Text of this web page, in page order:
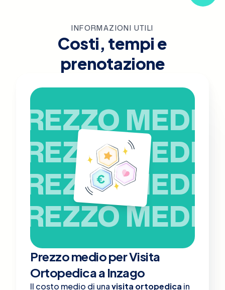
INFORMAZIONI UTILI
Costi, tempi e
prenotazione
PREZZO MEDIO
PREZZO MEDIO
PREZZO MEDIO
PREZZO MEDIO
Prezzo medio per Visita
Ortopedica a Inzago
Il costo medio di unavisita ortopedica in